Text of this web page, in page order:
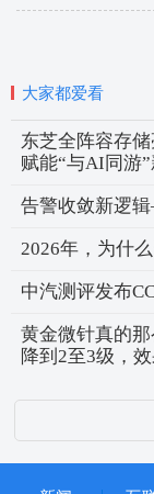
大家都爱看
东芝全阵容存
赋能“与AI同游
告警收敛新逻
2026年，为什
中汽测评发布
黄金微针真的
降到2至3级，